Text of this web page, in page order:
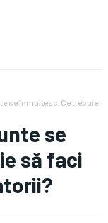
se înmulţesc. Ce trebuie
se
să faci